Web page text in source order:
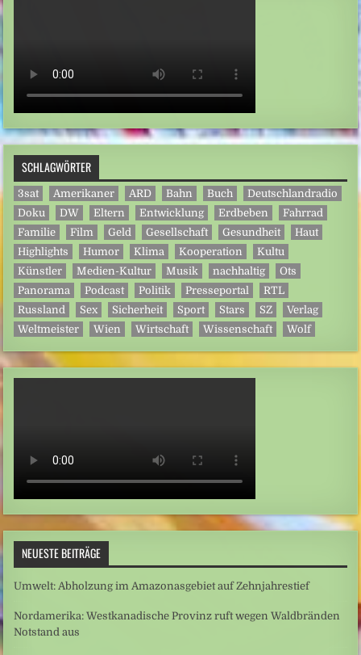
SCHLAGWÖRTER
3sat Amerikaner ARD Bahn Buch
Deutschlandradio
Doku
DW Eltern Entwicklung Erdbeben
Fahrrad
Familie
Film Geld Gesellschaft Gesundheit
Haut
Highlights
Humor Klima Kooperation
Kultu
Künstler
Medien-Kultur Musik nachhaltig
Ots
Panorama
Podcast Politik Presseportal
RTL
Russland
Sex Sicherheit Sport Stars SZ
Verlag
Weltmeister
Wien Wirtschaft Wissenschaft Wolf
NEUESTE BEITRÄGE
Umwelt: Abholzung im Amazonasgebiet auf Zehnjahrestief
Nordamerika: Westkanadische Provinz ruft wegen Waldbränden
Notstand aus